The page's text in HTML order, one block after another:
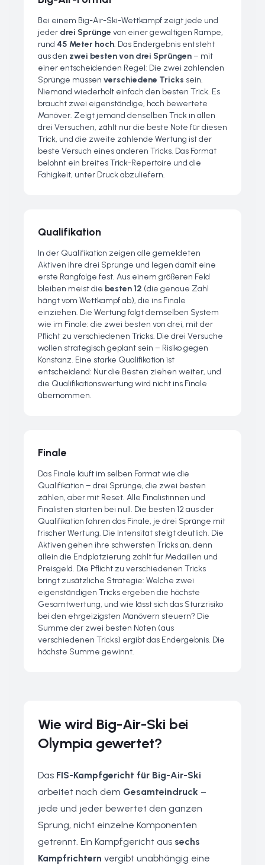
Bei einem Big-Air-Ski-Wettkampf zeigt jede und
jeder drei Sprünge von einer gewaltigen Rampe,
rund 45 Meter hoch. Das Endergebnis entsteht
aus den zwei besten von drei Sprüngen– mit
einer entscheidenden Regel: Die zwei zählenden
Sprünge müssen verschiedene Tricks sein.
Niemand wiederholt einfach den besten Trick. Es
braucht zwei eigenständige, hoch bewertete
Manöver. Zeigt jemand denselben Trick in allen
drei Versuchen, zählt nur die beste Note für diesen
Trick, und die zweite zählende Wertung ist der
beste Versuch eines anderen Tricks. Das Format
belohnt ein breites Trick-Repertoire und die
Fähigkeit, unter Druck abzuliefern.
Qualifikation
In der Qualifikation zeigen alle gemeldeten
Aktiven ihre drei Sprünge und legen damit eine
erste Rangfolge fest. Aus einem größeren Feld
bleiben meist die besten 12 (die genaue Zahl
hängt vom Wettkampf ab), die ins Finale
einziehen. Die Wertung folgt demselben System
wie im Finale: die zwei besten von drei, mit der
Pflicht zu verschiedenen Tricks. Die drei Versuche
wollen strategisch geplant sein – Risiko gegen
Konstanz. Eine starke Qualifikation ist
entscheidend: Nur die Besten ziehen weiter, und
die Qualifikationswertung wird nicht ins Finale
übernommen.
Finale
Das Finale läuft im selben Format wie die
Qualifikation – drei Sprünge, die zwei besten
zählen, aber mit Reset. Alle Finalistinnen und
Finalisten starten bei null. Die besten 12 aus der
Qualifikation fahren das Finale, je drei Sprünge mit
frischer Wertung. Die Intensität steigt deutlich. Die
Aktiven gehen ihre schwersten Tricks an, denn
allein die Endplatzierung zählt für Medaillen und
Preisgeld. Die Pflicht zu verschiedenen Tricks
bringt zusätzliche Strategie: Welche zwei
eigenständigen Tricks ergeben die höchste
Gesamtwertung, und wie lässt sich das Sturzrisiko
bei den ehrgeizigsten Manövern steuern? Die
Summe der zwei besten Noten (aus
verschiedenen Tricks) ergibt das Endergebnis. Die
höchste Summe gewinnt.
Wie wird Big-Air-Ski bei
Olympia gewertet?
Das FIS-Kampfgericht für Big-Air-Ski
arbeitet nach dem Gesamteindruck –
jede und jeder bewertet den ganzen
Sprung, nicht einzelne Komponenten
getrennt. Ein Kampfgericht aus sechs
Kampfrichtern vergibt unabhängig eine